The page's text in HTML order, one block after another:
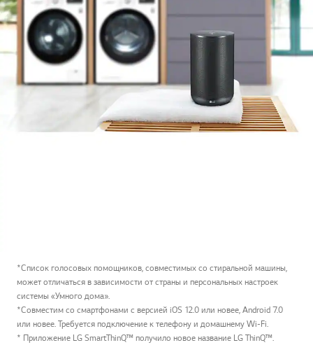
*Список голосовых помощников, совместимых со стиральной машины,
может отличаться в зависимости от страны и персональных настроек
системы «Умного дома».
*Совместим со смартфонами с версией iOS 12.0 или новее, Android 7.0
или новее. Требуется подключение к телефону и домашнему Wi-Fi.
* Приложение LG SmartThinQ™ получило новое название LG ThinQ™.